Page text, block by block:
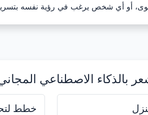
أو أي شخص يرغب في رؤية نفسه
بالذكاء الاصطناعي
خطط